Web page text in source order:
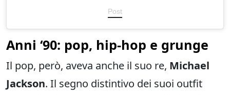
Post
Anni ‘90: pop, hip-hop e grunge
Il pop, però, aveva anche il suo re, Michael
Jackson. Il segno distintivo dei suoi outfit